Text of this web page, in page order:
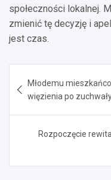
społeczności lokalnej.
zmienić tę decyzję i
jest czas.
wpisuMłodemu
więzienia po
Rozpoczęcie